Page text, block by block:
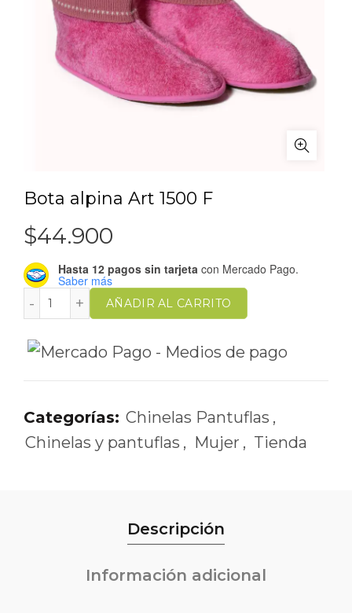
Bota alpina Art 1500 F
$44.900
Hasta 12 pagos sin tarjeta con Mercado Pago.
Saber más
AÑADIR AL CARRITO
Categorías: Chinelas Pantuflas ,
Chinelas y pantuflas , Mujer , Tienda
Descripción
Información adicional